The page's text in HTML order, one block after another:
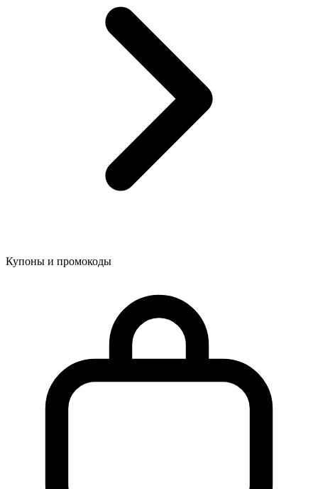
Купоны и промокоды